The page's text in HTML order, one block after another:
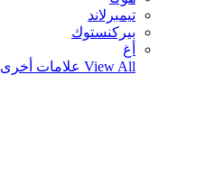
تيمبرلاند
بيركنستوك
أغ
View All علامات أخرى